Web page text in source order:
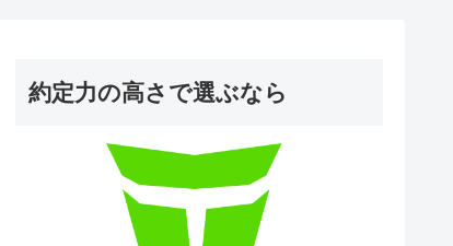
約定力の高さで選ぶなら